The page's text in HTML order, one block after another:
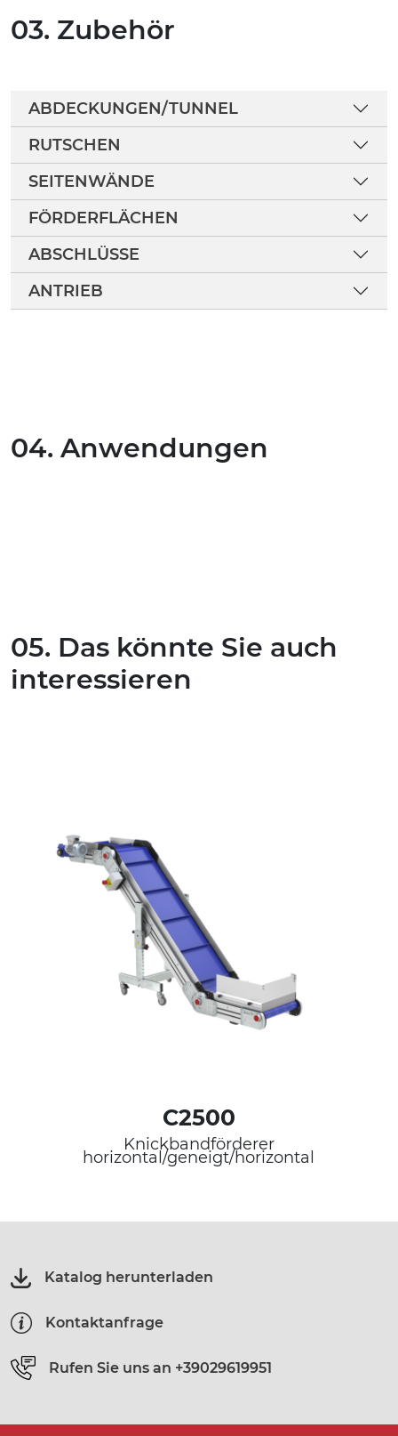
03. Zubehör
ABDECKUNGEN/TUNNEL
RUTSCHEN
SEITENWÄNDE
FÖRDERFLÄCHEN
ABSCHLÜSSE
ANTRIEB
04. Anwendungen
05. Das könnte Sie auch
interessieren
C2500
Knickbandförderer
horizontal/geneigt/horizontal
Katalog herunterladen
Kontaktanfrage
Rufen Sie uns an +39029619951